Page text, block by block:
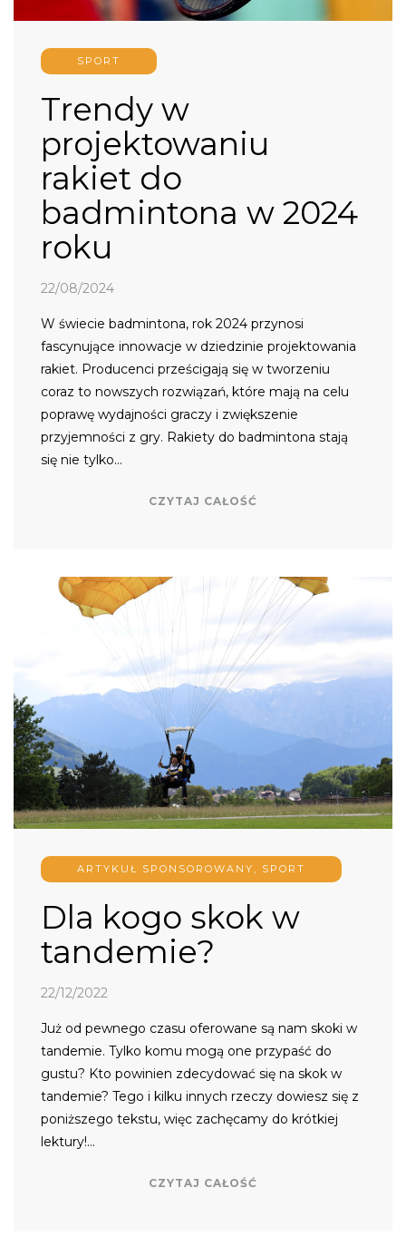
SPORT
Trendy w
projektowaniu
rakiet do
badmintona w 2024
roku
22/08/2024
W świecie badmintona, rok 2024 przynosi
fascynujące innowacje w dziedzinie projektowania
rakiet. Producenci prześcigają się w tworzeniu
coraz to nowszych rozwiązań, które mają na celu
poprawę wydajności graczy i zwiększenie
przyjemności z gry. Rakiety do badmintona stają
się nie tylko…
CZYTAJ CAŁOŚĆ
ARTYKUŁ SPONSOROWANY, SPORT
Dla kogo skok w
tandemie?
22/12/2022
Już od pewnego czasu oferowane są nam skoki w
tandemie. Tylko komu mogą one przypaść do
gustu? Kto powinien zdecydować się na skok w
tandemie? Tego i kilku innych rzeczy dowiesz się z
poniższego tekstu, więc zachęcamy do krótkiej
lektury!…
CZYTAJ CAŁOŚĆ